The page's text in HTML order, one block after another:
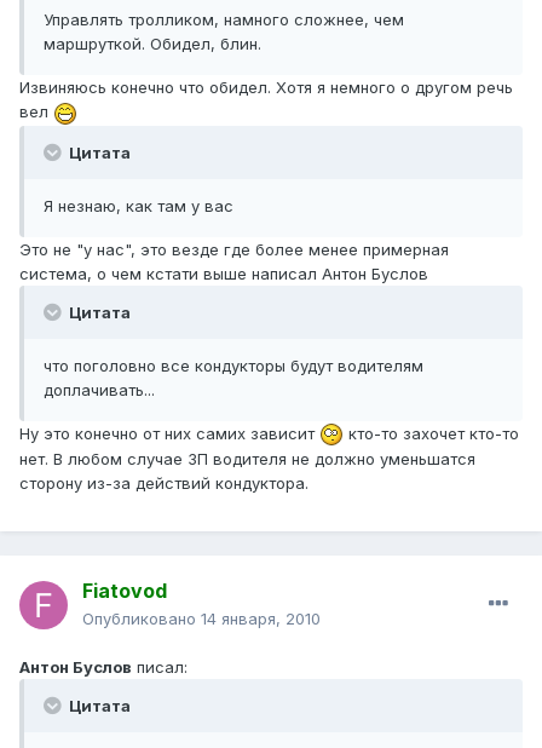
Управлять тролликом, намного сложнее, чем
маршруткой. Обидел, блин.
Извиняюсь конечно что обидел. Хотя я немного о другом речь
вел
Цитата
Я незнаю, как там у вас
Это не "у нас", это везде где более менее примерная
система, о чем кстати выше написал Антон Буслов
Цитата
что поголовно все кондукторы будут водителям
доплачивать...
Ну это конечно от них самих зависит
кто-то захочет кто-то
нет. В любом случае ЗП водителя не должно уменьшатся
сторону из-за действий кондуктора.
Fiatovod
Опубликовано 14 января, 2010
Антон Буслов писал:
Цитата